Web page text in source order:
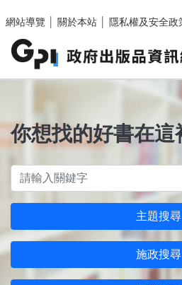
網站導覽
關於本站 隱私權及安全政
你想找的好書在這
主題搜尋
施政搜尋